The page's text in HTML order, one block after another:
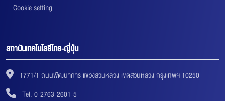
Cookie setting
สถาบันเทคโนโลยีไทย-ญี่ปุ่น
1771/1 ถนนพัฒนาการ แขวงสวนหลวง เขตสวนหลวง กรุงเทพฯ 10250
Tel. 0-2763-2601-5